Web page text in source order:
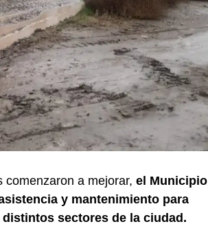
a mejorar, el Municipio
y mantenimiento para
sectores de la ciudad.